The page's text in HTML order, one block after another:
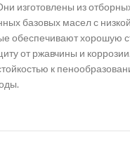
изготовлены из
базовых масел с
обеспечивают хорошую
от ржавчины и
к